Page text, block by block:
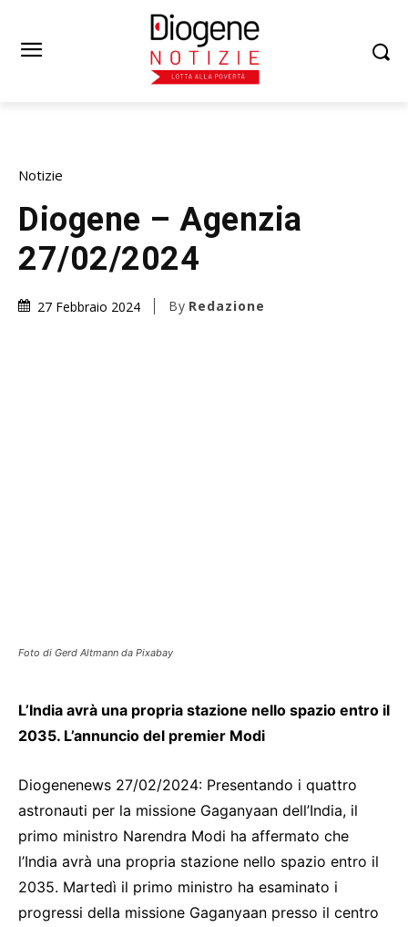
Notizie
Diogene – Agenzia
27/02/2024
27 Febbraio 2024 By Redazione
Foto di Gerd Altmann da Pixabay
L’India avrà una propria stazione nello spazio entro il
2035. L’annuncio del premier Modi
Diogenenews 27/02/2024: Presentando i quattro
astronauti per la missione Gaganyaan dell’India, il
primo ministro Narendra Modi ha affermato che
l’India avrà una propria stazione nello spazio entro il
2035. Martedì il primo ministro ha esaminato i
progressi della missione Gaganyaan presso il centro